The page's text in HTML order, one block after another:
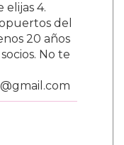
elijas 4.
del
20 años
No te